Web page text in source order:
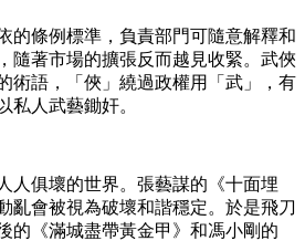
的條例標準，負責部門可隨意解釋和
隨著市場的擴張反而越見收緊。武俠
術語，「俠」繞過政權用「武」，有
人武藝鋤奸。
人俱壞的世界。張藝謀的《十面埋
亂會被視為破壞和諧穩定。於是飛刀
的《滿城盡帶黃金甲》和馮小剛的